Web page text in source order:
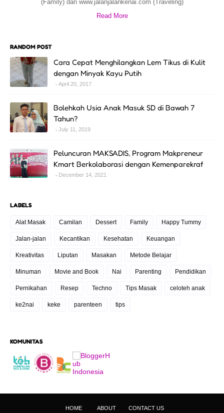
(Family) dan www.jalanjalankenai.com (Traveling)
Read More
RANDOM POST
Cara Cepat Menghilangkan Lem Tikus di Kulit
dengan Minyak Kayu Putih
April 20, 2017
Bolehkah Usia Anak Masuk SD di Bawah 7
Tahun?
July 11, 2019
Peluncuran MAKSADIS, Program Makpreneur
Kmart Berkolaborasi dengan Kemenparekraf
December 14, 2021
LABELS
Alat Masak Camilan Dessert Family Happy Tummy
Jalan-jalan Kecantikan Kesehatan Keuangan
Kreativitas Liputan Masakan Metode Belajar
Minuman Movie and Book Nai Parenting Pendidikan
Pernikahan Resep Techno Tips Masak celoteh anak
ke2nai keke parenteen tips
KOMUNITAS
HOME ABOUT CONTACT US